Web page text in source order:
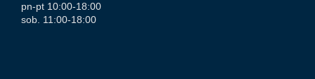
pn-pt 10:00-18:00
sob. 11:00-18:00